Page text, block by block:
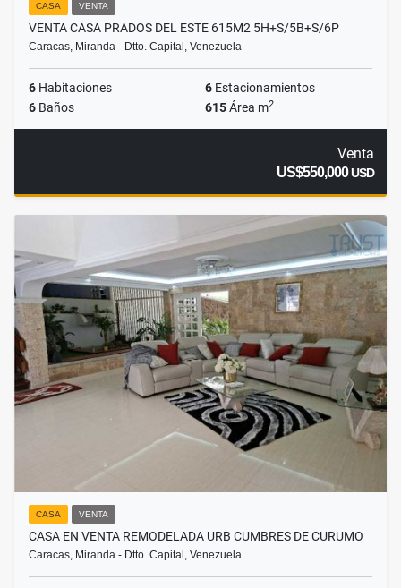
CASA VENTA
VENTA CASA PRADOS DEL ESTE 615M2 5H+S/5B+S/6P
Caracas, Miranda - Dtto. Capital, Venezuela
6 Habitaciones 6 Estacionamientos
6 Baños 615Área m2
Venta
US$550,000USD
CASA VENTA
CASA EN VENTA REMODELADA URB CUMBRES DE CURUMO
Caracas, Miranda - Dtto. Capital, Venezuela